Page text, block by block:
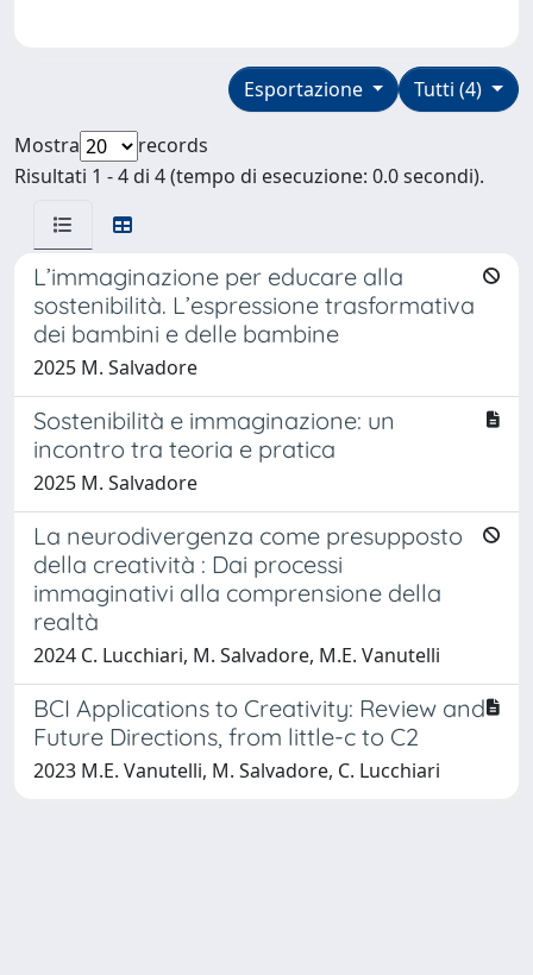
Tutti (4)
Esportazione
Mostra
records
Risultati 1 - 4 di 4 (tempo di esecuzione: 0.0 secondi).
L’immaginazione per educare alla
sostenibilità. L’espressione trasformativa
dei bambini e delle bambine
2025 M. Salvadore
Sostenibilità e immaginazione: un
incontro tra teoria e pratica
2025 M. Salvadore
La neurodivergenza come presupposto
della creatività : Dai processi
immaginativi alla comprensione della
realtà
2024 C. Lucchiari, M. Salvadore, M.E. Vanutelli
BCI Applications to Creativity: Review and
Future Directions, from little-c to C2
2023 M.E. Vanutelli, M. Salvadore, C. Lucchiari